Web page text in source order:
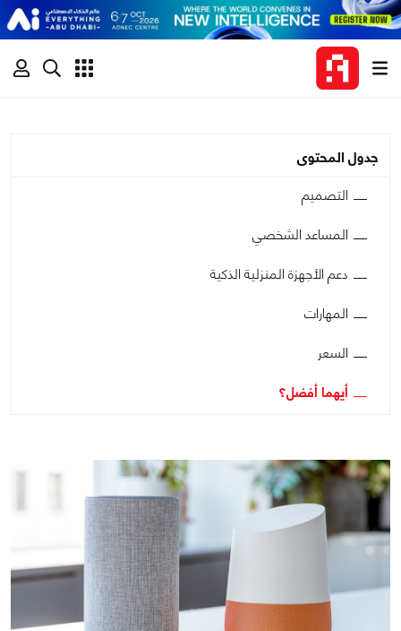
جدول المحتوى
التصميم
المساعد الشخصي
دعم الأجهزة المنزلية الذكية
المهارات
السعر
أيهما أفضل؟